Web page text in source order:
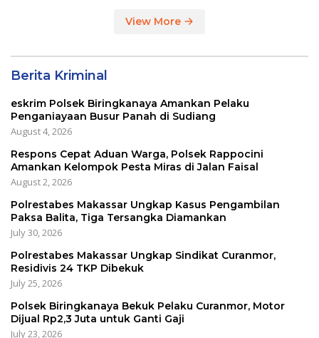
View More
Berita Kriminal
eskrim Polsek Biringkanaya Amankan Pelaku
Penganiayaan Busur Panah di Sudiang
August 4, 2026
Respons Cepat Aduan Warga, Polsek Rappocini
Amankan Kelompok Pesta Miras di Jalan Faisal
August 2, 2026
Polrestabes Makassar Ungkap Kasus Pengambilan
Paksa Balita, Tiga Tersangka Diamankan
July 30, 2026
Polrestabes Makassar Ungkap Sindikat Curanmor,
Residivis 24 TKP Dibekuk
July 25, 2026
Polsek Biringkanaya Bekuk Pelaku Curanmor, Motor
Dijual Rp2,3 Juta untuk Ganti Gaji
July 23, 2026